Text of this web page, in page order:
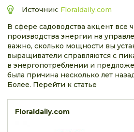
Источник: Floraldaily.com
В сфере садоводства акцент все
производства энергии на
важно, сколько мощности вы
выращиватели справляются с
в энергопотреблении и
была причина несколько лет
Более. Перейти к статье
Floraldaily.com